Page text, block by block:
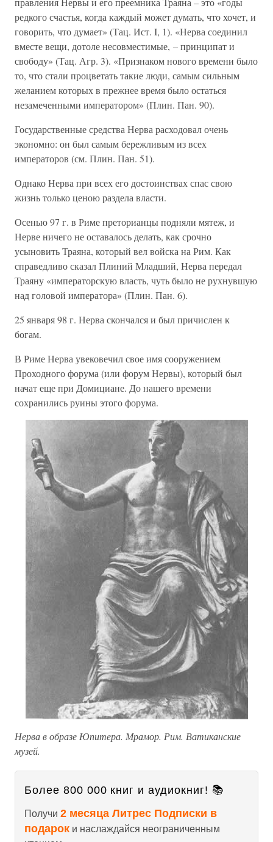
редкого счастья, когда каждый может думать, что хочет, и
говорить, что думает» (Тац. Ист. I, 1). «Нерва соединил
вместе вещи, дотоле несовместимые, – принципат и
свободу» (Тац. Агр. 3). «Признаком нового времени было
то, что стали процветать такие люди, самым сильным
желанием которых в прежнее время было остаться
незамеченными императором» (Плин. Пан. 90).
Государственные средства Нерва расходовал очень
экономно: он был самым бережливым из всех
императоров (см. Плин. Пан. 51).
Однако Нерва при всех его достоинствах спас свою
жизнь только ценою раздела власти.
Осенью 97 г. в Риме преторианцы подняли мятеж, и
Нерве ничего не оставалось делать, как срочно
усыновить Траяна, который вел войска на Рим. Как
справедливо сказал Плиний Младший, Нерва передал
Траяну «императорскую власть, чуть было не рухнувшую
над головой императора» (Плин. Пан. 6).
25 января 98 г. Нерва скончался и был причислен к
богам.
В Риме Нерва увековечил свое имя сооружением
Проходного форума (или форум Нервы), который был
начат еще при Домициане. До нашего времени
сохранились руины этого форума.
Нерва в образе Юпитера. Мрамор. Рим. Ватиканские
музей.
Более 800 000 книг и аудиокниг! 📚
Получи 2 месяца Литрес Подписки в
подарок и наслаждайся неограниченным